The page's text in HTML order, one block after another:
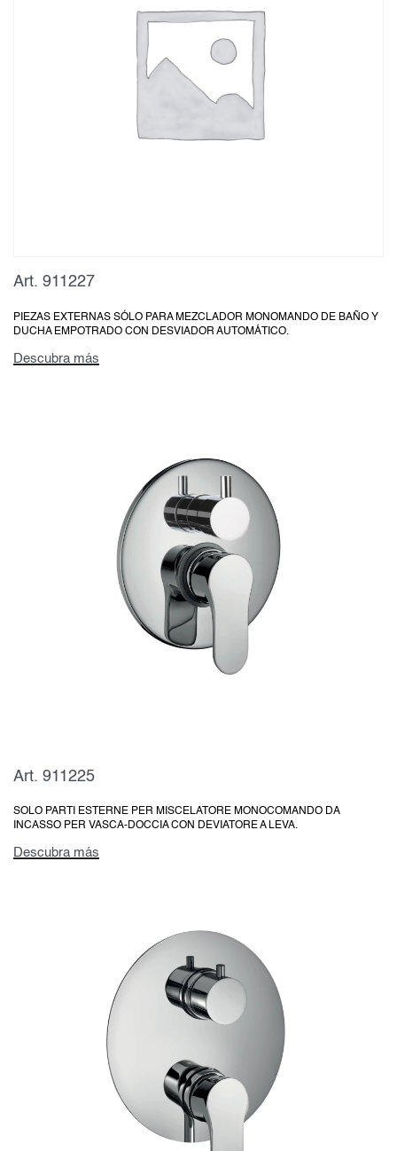
Art. 911227
PIEZAS EXTERNAS SÓLO PARA MEZCLADOR MONOMANDO DE BAÑO Y
DUCHA EMPOTRADO CON DESVIADOR AUTOMÁTICO.
Descubra más
Art. 911225
SOLO PARTI ESTERNE PER MISCELATORE MONOCOMANDO DA
INCASSO PER VASCA-DOCCIA CON DEVIATORE A LEVA.
Descubra más